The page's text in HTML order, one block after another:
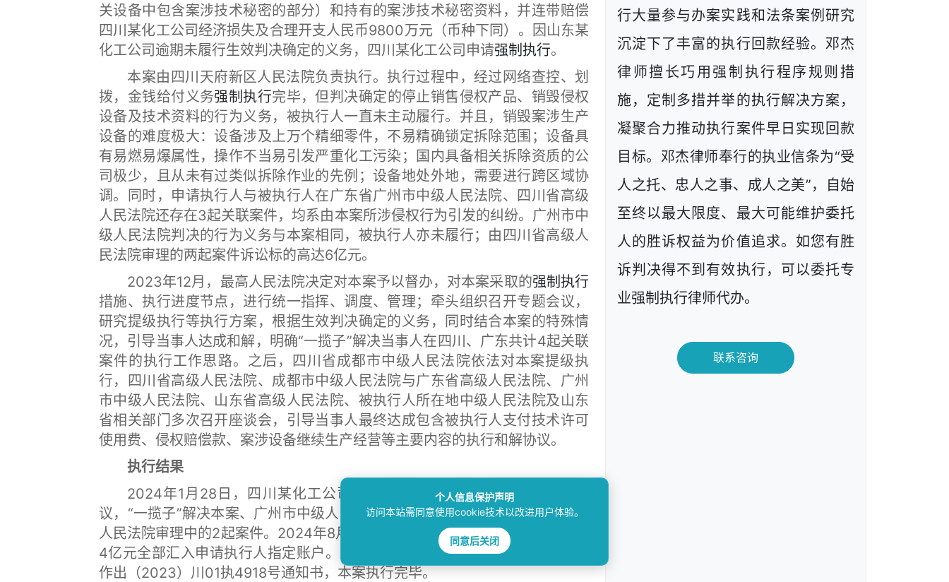
关设备中包含案涉技术秘密的部分）和持有的案涉技术秘密资料，并连带赔偿
四川某化工公司经济损失及合理开支人民币9800万元（币种下同）。因山东某
化工公司逾期未履行生效判决确定的义务，四川某化工公司申请强制执行。
本案由四川天府新区人民法院负责执行。执行过程中，经过网络查控、划
拨，金钱给付义务强制执行完毕，但判决确定的停止销售侵权产品、销毁侵权
设备及技术资料的行为义务，被执行人一直未主动履行。并且，销毁案涉生产
设备的难度极大：设备涉及上万个精细零件，不易精确锁定拆除范围；设备具
有易燃易爆属性，操作不当易引发严重化工污染；国内具备相关拆除资质的公
司极少，且从未有过类似拆除作业的先例；设备地处外地，需要进行跨区域协
调。同时，申请执行人与被执行人在广东省广州市中级人民法院、四川省高级
人民法院还存在3起关联案件，均系由本案所涉侵权行为引发的纠纷。广州市中
级人民法院判决的行为义务与本案相同，被执行人亦未履行；由四川省高级人
民法院审理的两起案件诉讼标的高达6亿元。
2023年12月，最高人民法院决定对本案予以督办，对本案采取的强制执行
措施、执行进度节点，进行统一指挥、调度、管理；牵头组织召开专题会议，
研究提级执行等执行方案，根据生效判决确定的义务，同时结合本案的特殊情
况，引导当事人达成和解，明确“一揽子”解决当事人在四川、广东共计4起关联
案件的执行工作思路。之后，四川省成都市中级人民法院依法对本案提级执
行，四川省高级人民法院、成都市中级人民法院与广东省高级人民法院、广州
市中级人民法院、山东省高级人民法院、被执行人所在地中级人民法院及山东
省相关部门多次召开座谈会，引导当事人最终达成包含被执行人支付技术许可
使用费、侵权赔偿款、案涉设备继续生产经营等主要内容的执行和解协议。
执行结果
2024年1月28日，四川某化工公司与山东某化工公司达成和解并签订协
议，“一揽子”解决本案、广州市中级人民法院立案执行的1起案件、四川省高级
人民法院审理中的2起案件。2024年8月，山东某化工公司将和解协议约定的4.
4亿元全部汇入申请执行人指定账户。成都市中级人民法院于2024年8月28日
作出（2023）川01执4918号通知书，本案执行完毕。
行大量参与办案实践和法条案例研究
沉淀下了丰富的执行回款经验。邓杰
律师擅长巧用强制执行程序规则措
施，定制多措并举的执行解决方案，
凝聚合力推动执行案件早日实现回款
目标。邓杰律师奉行的执业信条为“受
人之托、忠人之事、成人之美”，自始
至终以最大限度、最大可能维护委托
人的胜诉权益为价值追求。如您有胜
诉判决得不到有效执行，可以委托专
业强制执行律师代办。
联系咨询
个人信息保护声明
访问本站需同意使用cookie技术以改进用户体验。
同意后关闭